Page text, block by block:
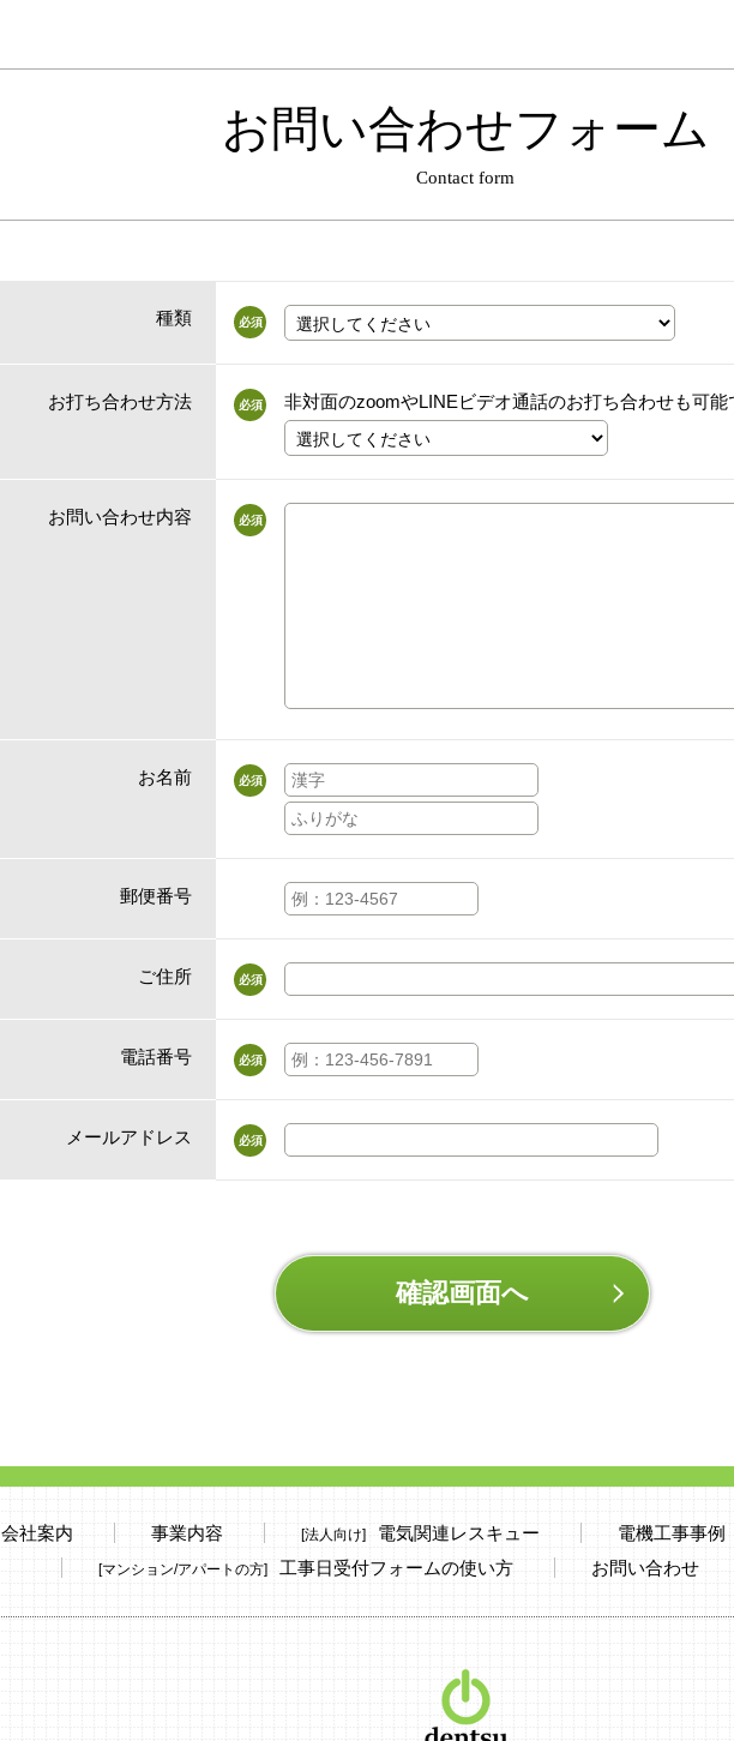
お問い合わせフォーム
Contact form
種類 必須
お打ち合わせ方法 必須 非対面のzoomやLINEビデオ通話のお打ち合わせも可能
お問い合わせ内容 必須
お名前 必須
郵便番号
ご住所 必須
電話番号 必須
メールアドレス 必須
会社案内 事業内容 [法人向け] 電気関連レスキュー 電機工事事例
[マンション/アパートの方] 工事日受付フォームの使い方 お問い合わせ